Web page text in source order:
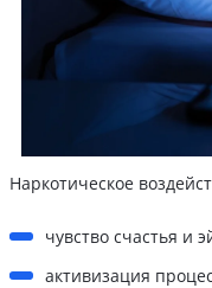
Наркотическое
чувство счастья и
активизация